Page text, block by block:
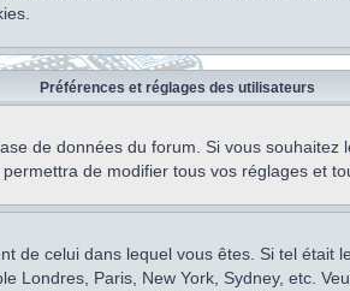
Préférences et réglages des utilisateurs
de données du forum. Si vous
de modifier tous vos réglages et
de celui dans lequel vous êtes. Si tel était
Londres, Paris, New York, Sydney, etc.